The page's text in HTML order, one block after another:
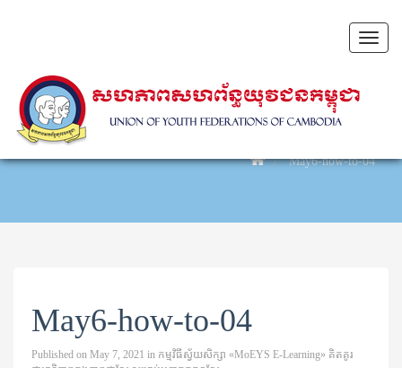
Toggle
May6-how-to-04
May6-how-to-04
Published on May 7, 2021 in កម្មវិធីស្វ័យសិក្សា «MoEYS E-Learning» គិតគូរ